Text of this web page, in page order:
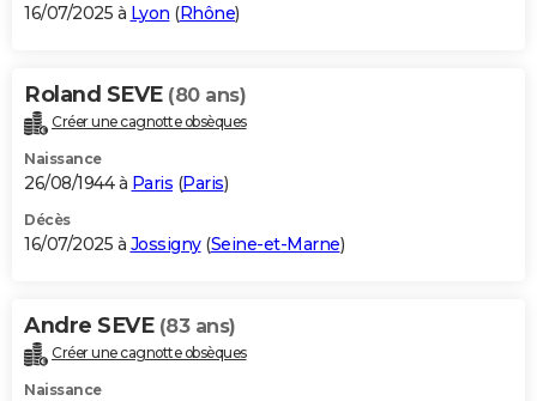
16/07/2025 à Lyon (Rhône)
Roland SEVE (80 ans)
Créer une cagnotte obsèques
Naissance
26/08/1944 à Paris (Paris)
Décès
16/07/2025 à Jossigny(Seine-et-Marne)
Andre SEVE (83 ans)
Créer une cagnotte obsèques
Naissance